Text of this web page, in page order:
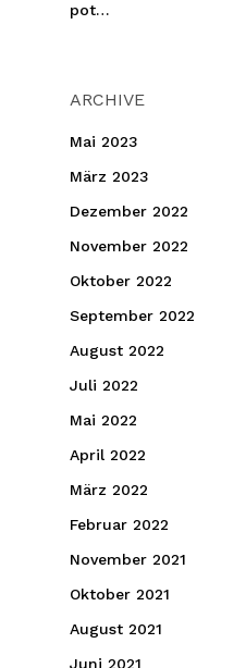
pot…
ARCHIVE
Mai 2023
März 2023
Dezember 2022
November 2022
Oktober 2022
September 2022
August 2022
Juli 2022
Mai 2022
April 2022
März 2022
Februar 2022
November 2021
Oktober 2021
August 2021
Juni 2021